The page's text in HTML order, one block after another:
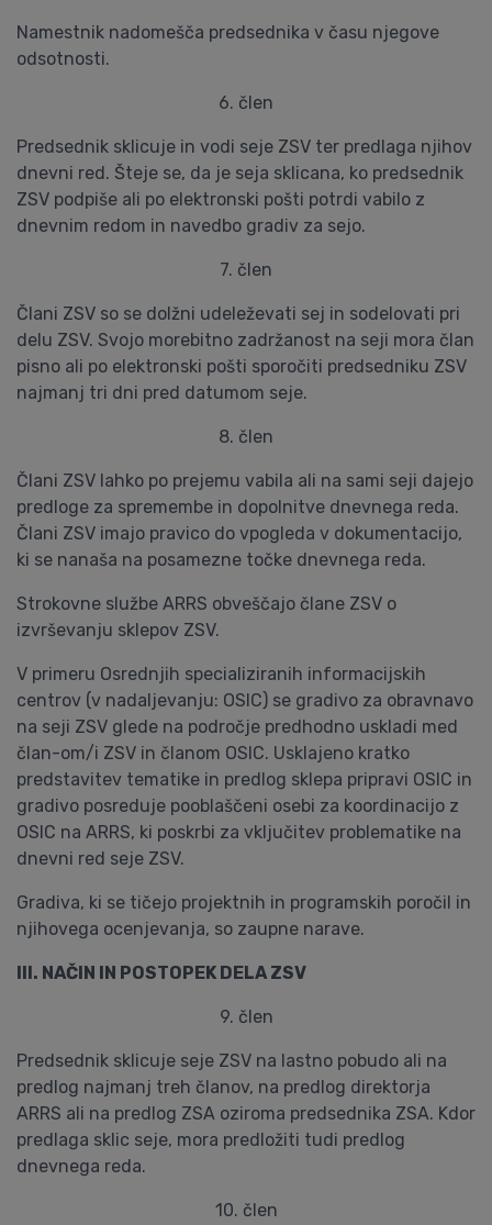
Namestnik nadomešča predsednika v času njegove
odsotnosti.
6. člen
Predsednik sklicuje in vodi seje ZSV ter predlaga njihov
dnevni red. Šteje se, da je seja sklicana, ko predsednik
ZSV podpiše ali po elektronski pošti potrdi vabilo z
dnevnim redom in navedbo gradiv za sejo.
7. člen
Člani ZSV so se dolžni udeleževati sej in sodelovati pri
delu ZSV. Svojo morebitno zadržanost na seji mora član
pisno ali po elektronski pošti sporočiti predsedniku ZSV
najmanj tri dni pred datumom seje.
8. člen
Člani ZSV lahko po prejemu vabila ali na sami seji dajejo
predloge za spremembe in dopolnitve dnevnega reda.
Člani ZSV imajo pravico do vpogleda v dokumentacijo,
ki se nanaša na posamezne točke dnevnega reda.
Strokovne službe ARRS obveščajo člane ZSV o
izvrševanju sklepov ZSV.
V primeru Osrednjih specializiranih informacijskih
centrov (v nadaljevanju: OSIC) se gradivo za obravnavo
na seji ZSV glede na področje predhodno uskladi med
član-om/i ZSV in članom OSIC. Usklajeno kratko
predstavitev tematike in predlog sklepa pripravi OSIC in
gradivo posreduje pooblaščeni osebi za koordinacijo z
OSIC na ARRS, ki poskrbi za vključitev problematike na
dnevni red seje ZSV.
Gradiva, ki se tičejo projektnih in programskih poročil in
njihovega ocenjevanja, so zaupne narave.
III. NAČIN IN POSTOPEK DELA ZSV
9. člen
Predsednik sklicuje seje ZSV na lastno pobudo ali na
predlog najmanj treh članov, na predlog direktorja
ARRS ali na predlog ZSA oziroma predsednika ZSA. Kdor
predlaga sklic seje, mora predložiti tudi predlog
dnevnega reda.
10. člen